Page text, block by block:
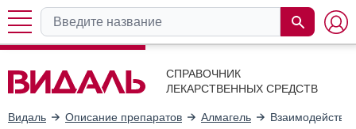
СПРАВОЧНИК
ЛЕКАРСТВЕННЫХ СРЕДСТВ
Видаль Описание препаратов Алмагель